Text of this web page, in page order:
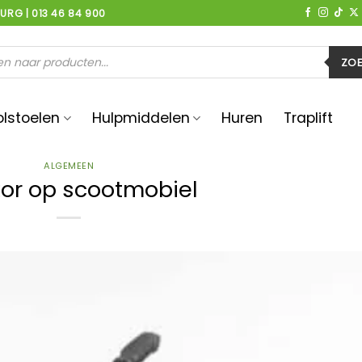
| 013 46 84 900
Hulpmiddelen Huren Traplift
ALGEMEEN
op scootmobiel